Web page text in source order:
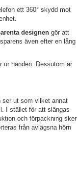
ett 360° skydd mot
designen gör att
även efter en lång
ur handen. Dessutom är
ser ut som vilket annat
I stället för att slängas
och förpackning sker
från avlägsna hörn